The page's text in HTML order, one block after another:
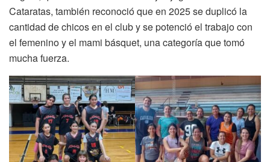
Cataratas, también reconoció que en 2025 se duplicó la
cantidad de chicos en el club y se potenció el trabajo con
el femenino y el mami básquet, una categoría que tomó
mucha fuerza.